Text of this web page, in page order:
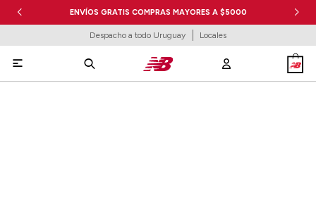
ENVÍOS GRATIS COMPRAS MAYORES A $5000
Despacho a todo Uruguay Locales
